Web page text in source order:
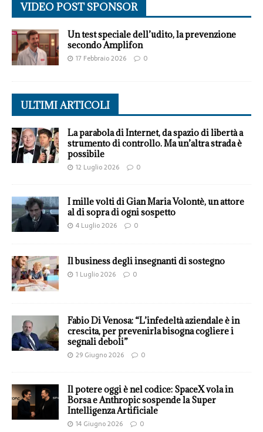
VIDEO POST SPONSOR
Un test speciale dell’udito, la prevenzione
secondo Amplifon
17 Febbraio 2026 0
ULTIMI ARTICOLI
La parabola di Internet, da spazio di libertà a
strumento di controllo. Ma un’altra strada è
possibile
12 Luglio 2026 0
I mille volti di Gian Maria Volontè, un attore
al di sopra di ogni sospetto
4 Luglio 2026 0
Il business degli insegnanti di sostegno
1 Luglio 2026 0
Fabio Di Venosa: “L’infedeltà aziendale è in
crescita, per prevenirla bisogna cogliere i
segnali deboli”
29 Giugno 2026 0
Il potere oggi è nel codice: SpaceX vola in
Borsa e Anthropic sospende la Super
Intelligenza Artificiale
14 Giugno 2026 0